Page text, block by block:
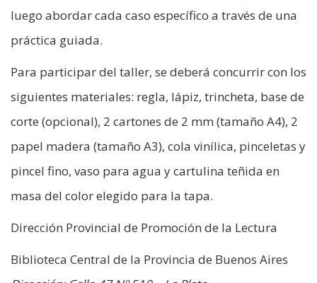
luego abordar cada caso específico a través de una
práctica guiada.
Para participar del taller, se deberá concurrir con los
siguientes materiales: regla, lápiz, trincheta, base de
corte (opcional), 2 cartones de 2 mm (tamaño A4), 2
papel madera (tamaño A3), cola vinílica, pinceletas y
pincel fino, vaso para agua y cartulina teñida en
masa del color elegido para la tapa.
Dirección Provincial de Promoción de la Lectura
Biblioteca Central de la Provincia de Buenos Aires